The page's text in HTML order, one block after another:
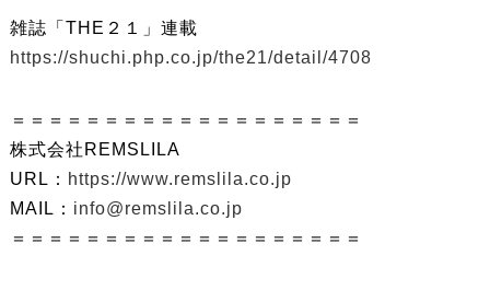
雑誌「THE２１」連載
https://shuchi.php.co.jp/the21/detail/4708
＝＝＝＝＝＝＝＝＝＝＝＝＝＝＝＝＝＝＝
株式会社REMSLILA
URL： https://www.remslila.co.jp
MAIL： info@remslila.co.jp
＝＝＝＝＝＝＝＝＝＝＝＝＝＝＝＝＝＝＝